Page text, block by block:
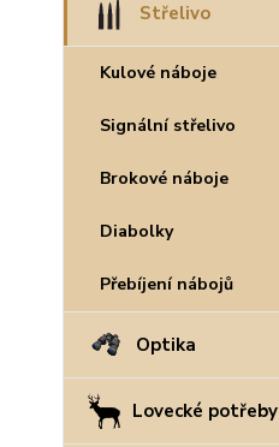
Střelivo
Kulové náboje
Signální střelivo
Brokové náboje
Diabolky
Přebíjení nábojů
Optika
Lovecké potřeby